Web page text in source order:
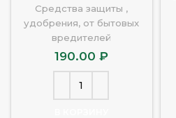
Средства защиты ,
удобрения, от бытовых
вредителей
190.00₽